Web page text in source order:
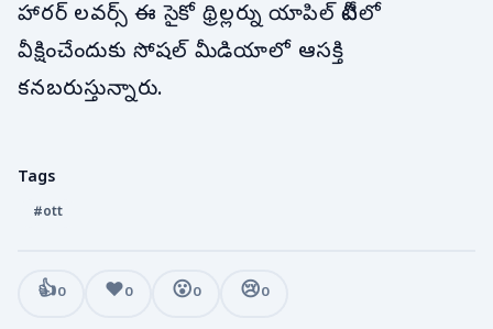
హారర్ లవర్స్ ఈ సైకో థ్రిల్లర్ను యాపిల్ టీవీలో
వీక్షించేందుకు సోషల్ మీడియాలో ఆసక్తి
కనబరుస్తున్నారు.
Tags
#ott
👍0 ❤️0 😮0 😢0